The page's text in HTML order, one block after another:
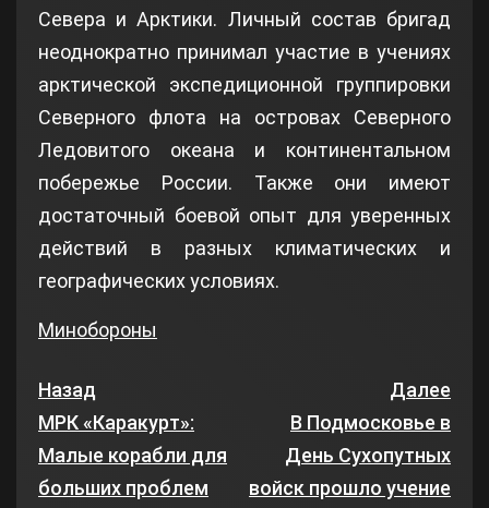
Севера и Арктики. Личный состав бригад
неоднократно принимал участие в учениях
арктической экспедиционной группировки
Северного флота на островах Северного
Ледовитого океана и континентальном
побережье России. Также они имеют
достаточный боевой опыт для уверенных
действий в разных климатических и
географических условиях.
Минобороны
Назад
МРК «Каракурт»:
Малые корабли для
больших проблем
Далее
В Подмосковье в
День Сухопутных
войск прошло учение